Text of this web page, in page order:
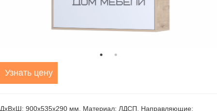
Узнать цену
ДхВхШ: 900х535х290 мм. Материал: ЛДСП. Направляющие: